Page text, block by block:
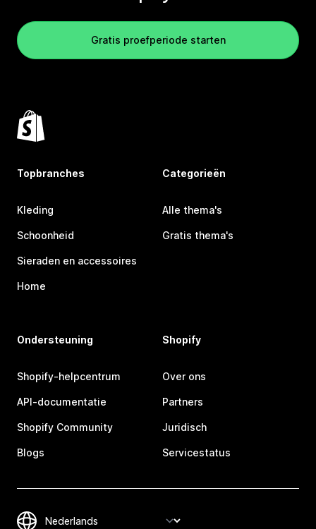
Gratis proefperiode starten
Topbranches
Kleding
Schoonheid
Sieraden en accessoires
Home
Categorieën
Alle thema's
Gratis thema's
Ondersteuning
Shopify-helpcentrum
API-documentatie
Shopify Community
Blogs
Shopify
Over ons
Partners
Juridisch
Servicestatus